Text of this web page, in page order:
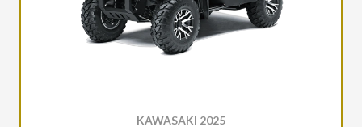
KAWASAKI 2025